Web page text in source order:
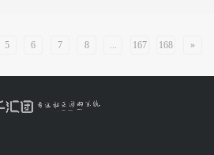
5 6 7 8 ... 167 168 »